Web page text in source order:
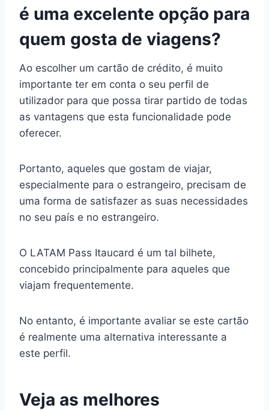
é uma excelente opção para
quem gosta de viagens?
Ao escolher um cartão de crédito, é muito
importante ter em conta o seu perfil de
utilizador para que possa tirar partido de todas
as vantagens que esta funcionalidade pode
oferecer.
Portanto, aqueles que gostam de viajar,
especialmente para o estrangeiro, precisam de
uma forma de satisfazer as suas necessidades
no seu país e no estrangeiro.
O LATAM Pass Itaucard é um tal bilhete,
concebido principalmente para aqueles que
viajam frequentemente.
No entanto, é importante avaliar se este cartão
é realmente uma alternativa interessante a
este perfil.
Veja as melhores